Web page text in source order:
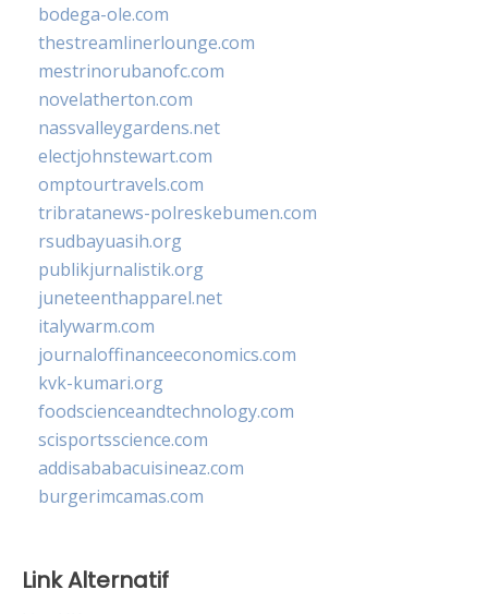
bodega-ole.com
thestreamlinerlounge.com
mestrinorubanofc.com
novelatherton.com
nassvalleygardens.net
electjohnstewart.com
omptourtravels.com
tribratanews-polreskebumen.com
rsudbayuasih.org
publikjurnalistik.org
juneteenthapparel.net
italywarm.com
journaloffinanceeconomics.com
kvk-kumari.org
foodscienceandtechnology.com
scisportsscience.com
addisababacuisineaz.com
burgerimcamas.com
Link Alternatif